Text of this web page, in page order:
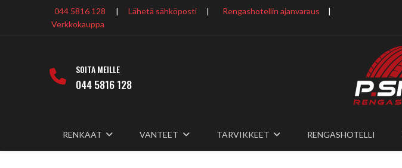
044 5816 128 | Lähetä sähköposti | Rengashotellin ajanvaraus
​ |
Verkkokauppa
SOITA MEILLE
044 5816 128
RENKAAT VANTEET TARVIKKEET RENGASHOTELLI